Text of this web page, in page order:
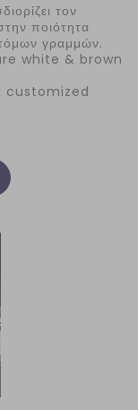
τον
ποιότητα
γραμμών.
white & brown
customized